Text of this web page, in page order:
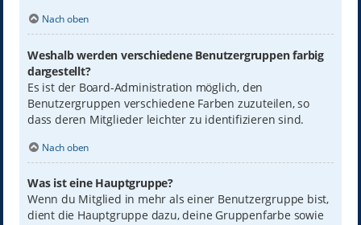
Nach oben
Weshalb werden verschiedene Benutzergruppen farbig
dargestellt?
Es ist der Board-Administration möglich, den
Benutzergruppen verschiedene Farben zuzuteilen, so
dass deren Mitglieder leichter zu identifizieren sind.
Nach oben
Was ist eine Hauptgruppe?
Wenn du Mitglied in mehr als einer Benutzergruppe bist,
dient die Hauptgruppe dazu, deine Gruppenfarbe sowie